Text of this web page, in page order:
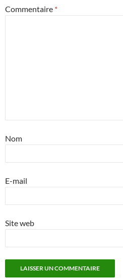
Commentaire *
Nom
E-mail
Site web